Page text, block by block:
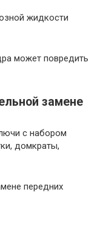
жидкости
может повредить
замене
с набором
домкраты,
передних